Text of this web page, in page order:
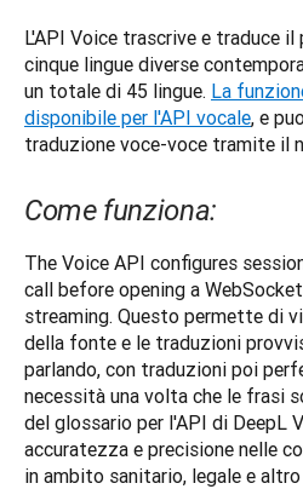
L'API Voice trascrive e traduce
cinque lingue diverse
un totale di 45 lingue. La
disponibile per l'API vocale, e
traduzione voce-voce tramite il
Come funziona:
The Voice API configures
call before opening a
streaming. Questo permette di
della fonte e le traduzioni
parlando, con traduzioni poi
necessità una volta che le frasi
del glossario per l'API di DeepL
accuratezza e precisione nelle
in ambito sanitario, legale e altro